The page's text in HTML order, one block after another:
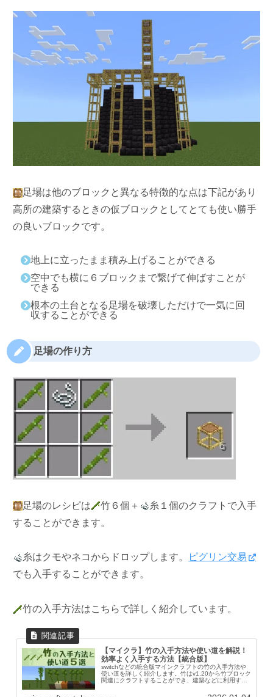
足場は他のブロックと異なる特徴的な点は下記があり
高所の建築するときの仮ブロックとしてとても使い勝手
の良いブロックです。
地上に立ったまま積み上げることができる
空中でも横に６ブロックまで繋げて伸ばすことが
できる
根本の土台となる足場を破壊しただけで一気に回
収することができる
足場の作り方
足場のレシピは 竹６個＋
糸１個のクラフトで入手
することができます。
糸はクモやネコからドロップします。
ピグリン交易
でも入手することができます。
竹の入手方法はこちらで詳しく紹介しています。
【マイクラ】竹の入手方法や使い道を解説！
効率よく入手する方法【統合版】
switchなどの統合版マインクラフトの竹の入手方法や
使い道を詳しく紹介します。竹はv1.20から竹ブロック
関連にクラフトすることができ、建築などに利用する
ングルバイオームに生成されています。...